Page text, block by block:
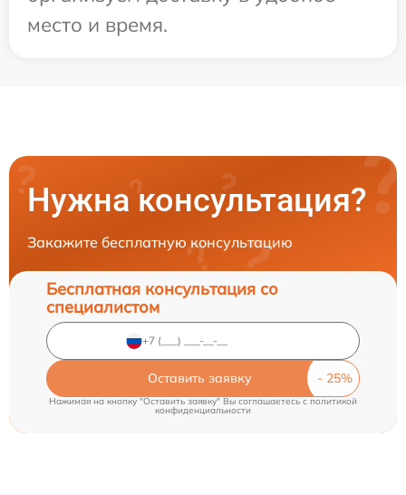
место и время.
Нужна консультация?
Закажите бесплатную консультацию
Бесплатная консультация со
специалистом
Оставить заявку
Нажимая на кнопку "Оставить заявку" Вы соглашаетесь cполитикой
конфиденциальности